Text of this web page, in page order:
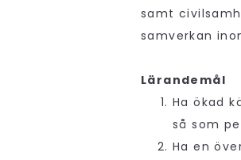
samt
samverkan
Lärandemål
Ha ökad
så som
Ha en